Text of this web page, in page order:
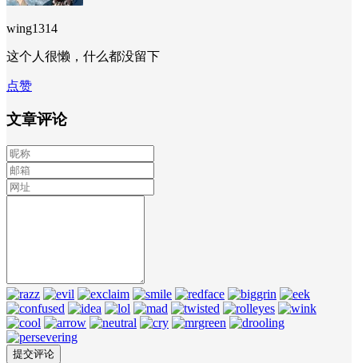
wing1314
这个人很懒，什么都没留下
点赞
文章评论